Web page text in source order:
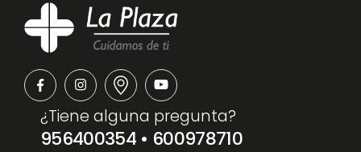
¿Tiene alguna pregunta?
956400354 • 600978710